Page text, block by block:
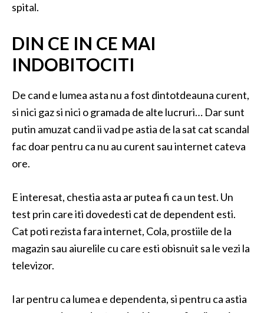
spital.
DIN CE IN CE MAI
INDOBITOCITI
De cand e lumea asta nu a fost dintotdeauna curent,
si nici gaz si nici o gramada de alte lucruri… Dar sunt
putin amuzat cand ii vad pe astia de la sat cat scandal
fac doar pentru ca nu au curent sau internet cateva
ore.
E interesat, chestia asta ar putea fi ca un test. Un
test prin care iti dovedesti cat de dependent esti.
Cat poti rezista fara internet, Cola, prostiile de la
magazin sau aiurelile cu care esti obisnuit sa le vezi la
televizor.
Iar pentru ca lumea e dependenta, si pentru ca astia